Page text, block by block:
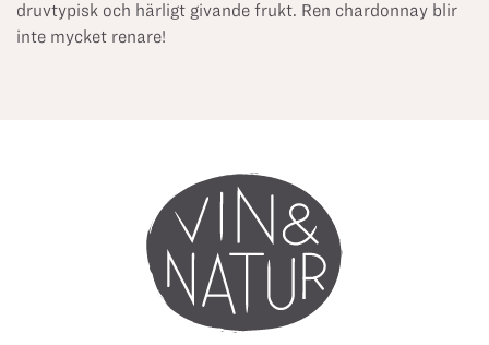
druvtypisk och härligt givande frukt. Ren chardonnay blir
inte mycket renare!